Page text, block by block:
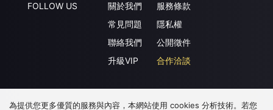
FOLLOW US
關於我們
常見問題
聯絡我們
升級VIP
服務條款
隱私權
公開徵件
合作洽談
下載 APP
為提供您更多優質的服務與內容，本網站使用 cookies 分析技術。若您